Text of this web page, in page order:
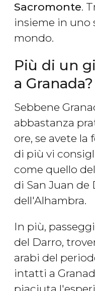
Sacromonte.
insieme in uno
mondo.
Più di un
a Granada?
Sebbene
abbastanza
ore, se avete
di più vi
come quello
di San Juan de
dell'Alhambra.
In più,
del Darro,
arabi del
intatti a